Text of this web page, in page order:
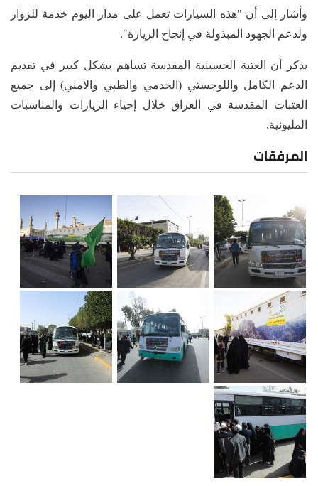
وأشار إلى أن "هذه السيارات تعمل على مدار اليوم خدمة للزوار
ولدعم الجهود المبذولة في إنجاح الزيارة".
يذكر أن العتبة الحسينية المقدسة تساهم بشكل كبير في تقديم
الدعم الكامل واللوجستي (الخدمي والطبي والامني) إلى جميع
العتبات المقدسة في العراق خلال إحياء الزيارات والمناسبات
المليونية.
المرفقات